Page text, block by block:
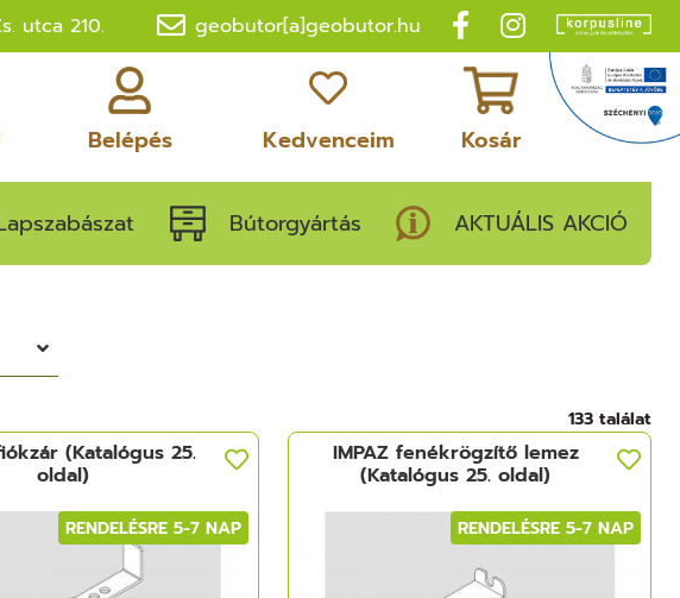
utca 210. geobutor[a]geobutor.hu
Belépés Kedvenceim Kosár
Bútorgyártás AKTUÁLIS AKCIÓ
133 találat
RENDELÉSRE 5-7 NAP
(Katalógus 25.
oldal)
RENDELÉSRE 5-7 NAP
IMPAZ fenékrögzítő lemez
(Katalógus 25. oldal)